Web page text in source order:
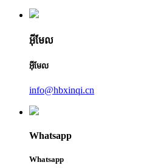
អ៊ីមែល
អ៊ីមែល
info@hbxinqi.cn
Whatsapp
Whatsapp